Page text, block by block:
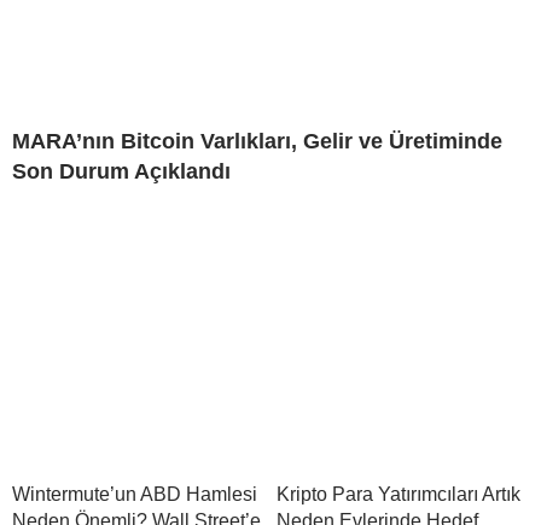
MARA’nın Bitcoin Varlıkları, Gelir ve Üretiminde
Son Durum Açıklandı
Wintermute’un ABD Hamlesi
Kripto Para Yatırımcıları Artık